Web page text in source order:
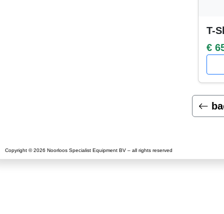
T-
€
Copyright © 2026 Noorloos Specialist Equipment BV – all rights reserved